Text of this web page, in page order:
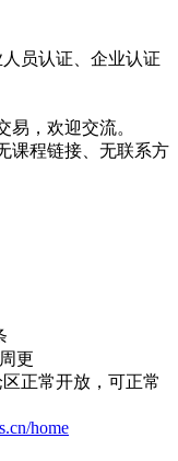
员认证、企业认证
易，欢迎交流。
课程链接、无联系方
更
正常开放，可正常
home